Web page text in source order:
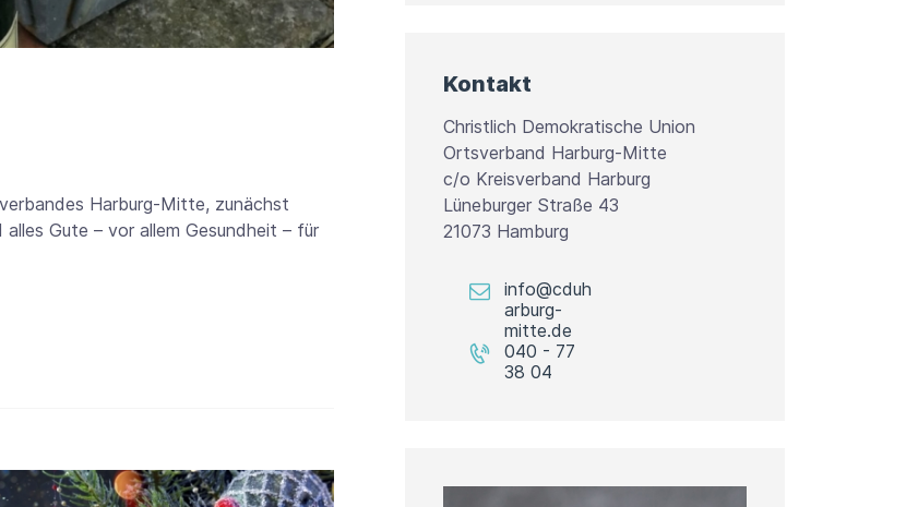
Harburg-Mitte, zunächst
Gute – vor allem Gesundheit – für
Kontakt
Christ­lich Demo­kra­ti­sche Union
Orts­ver­band Harburg-​Mitte
c/​o Kreis­ver­band Har­burg
Lüne­bur­ger Straße 43
21073 Ham­burg
info@cduh
arburg-
mitte.de
040 - 77
38 04